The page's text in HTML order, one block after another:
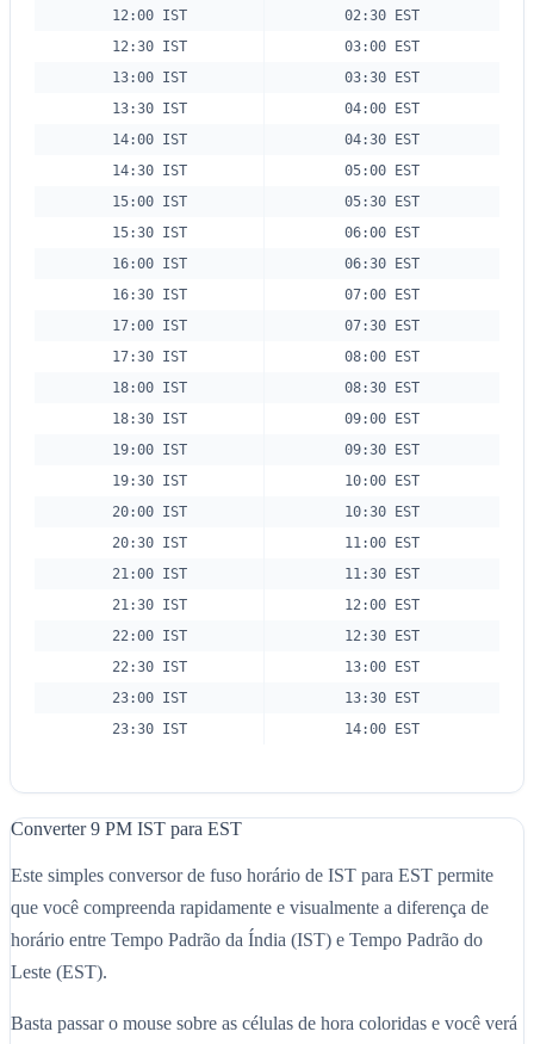
12:00 IST
02:30 EST
12:30 IST
03:00 EST
13:00 IST
03:30 EST
13:30 IST
04:00 EST
14:00 IST
04:30 EST
14:30 IST
05:00 EST
15:00 IST
05:30 EST
15:30 IST
06:00 EST
16:00 IST
06:30 EST
16:30 IST
07:00 EST
17:00 IST
07:30 EST
17:30 IST
08:00 EST
18:00 IST
08:30 EST
18:30 IST
09:00 EST
19:00 IST
09:30 EST
19:30 IST
10:00 EST
20:00 IST
10:30 EST
20:30 IST
11:00 EST
21:00 IST
11:30 EST
21:30 IST
12:00 EST
22:00 IST
12:30 EST
22:30 IST
13:00 EST
23:00 IST
13:30 EST
23:30 IST
14:00 EST
Converter 9 PM IST para EST
Este simples conversor de fuso horário de IST para EST permite
que você compreenda rapidamente e visualmente a diferença de
horário entre Tempo Padrão da Índia (IST) e Tempo Padrão do
Leste (EST).
Basta passar o mouse sobre as células de hora coloridas e você verá